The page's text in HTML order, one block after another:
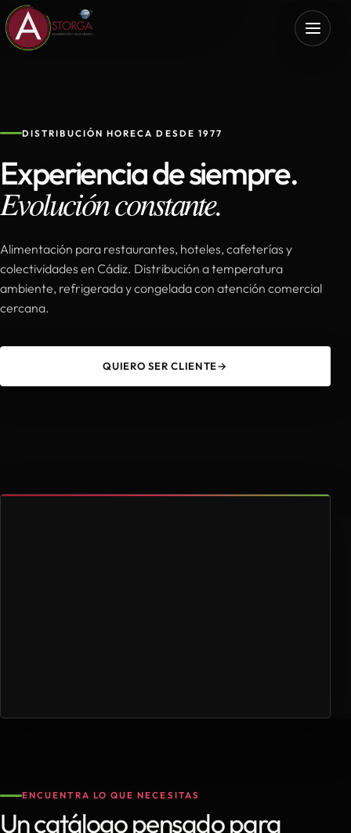
DISTRIBUCIÓN HORECA DESDE 1977
Experiencia de siempre.
Evolución constante.
Alimentación para restaurantes, hoteles, cafeterías y
colectividades en Cádiz. Distribución a temperatura
ambiente, refrigerada y congelada con atención comercial
cercana.
QUIERO SER CLIENTE→
ENCUENTRA LO QUE NECESITAS
Un catálogo pensado para